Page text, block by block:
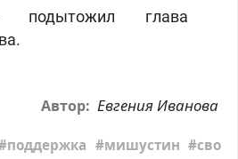
глава
Автор: Евгения Иванова
поддержка мишустин сво